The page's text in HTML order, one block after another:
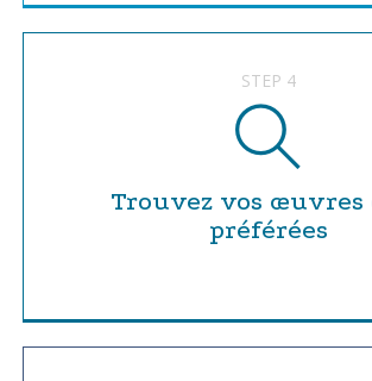
STEP 4
Trouvez vos œuvres
préférées